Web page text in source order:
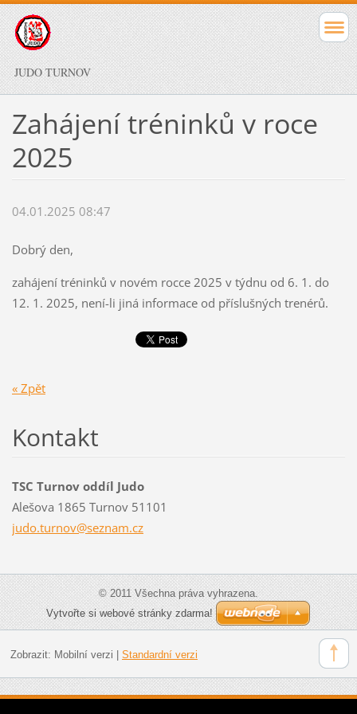
JUDO TURNOV
Zahájení tréninků v roce
2025
04.01.2025 08:47
Dobrý den,
zahájení tréninků v novém rocce 2025 v týdnu od 6. 1. do
12. 1. 2025, není-li jiná informace od příslušných trenérů.
« Zpět
Kontakt
TSC Turnov oddíl Judo
Alešova 1865 Turnov 51101
judo.turnov@seznam.cz
© 2011 Všechna práva vyhrazena.
Vytvořte si webové stránky zdarma!
Zobrazit: Mobilní verzi Standardní verzi